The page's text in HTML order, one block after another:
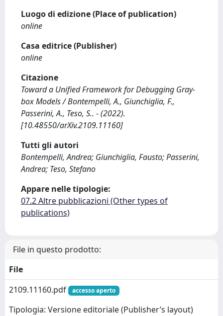
Luogo di edizione (Place of publication)
online
Casa editrice (Publisher)
online
Citazione
Toward a Unified Framework for Debugging Gray-
box Models / Bontempelli, A., Giunchiglia, F.,
Passerini, A., Teso, S.. - (2022).
[10.48550/arXiv.2109.11160]
Tutti gli autori
Bontempelli, Andrea; Giunchiglia, Fausto; Passerini,
Andrea; Teso, Stefano
Appare nelle tipologie:
07.2 Altre pubblicazioni (Other types of
publications)
File in questo prodotto:
File
2109.11160.pdf
accesso aperto
Tipologia: Versione editoriale (Publisher’s layout)